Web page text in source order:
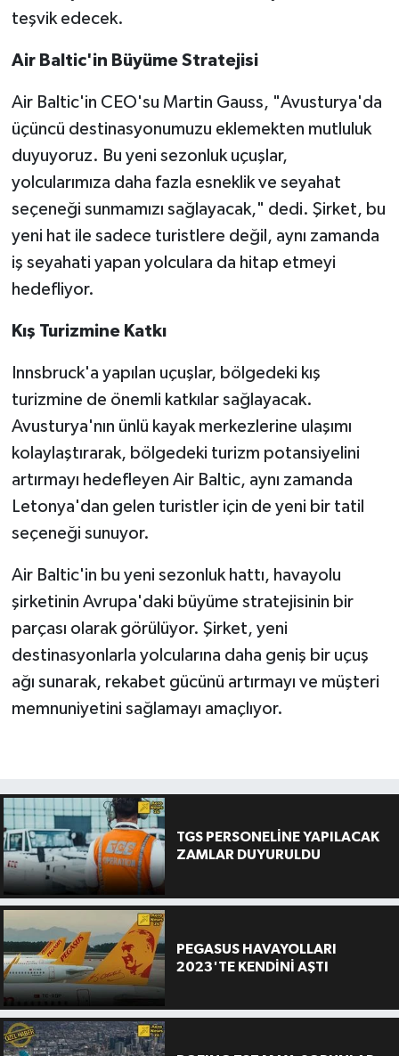
teşvik edecek.
Air Baltic'in Büyüme Stratejisi
Air Baltic'in CEO'su Martin Gauss, "Avusturya'da
üçüncü destinasyonumuzu eklemekten mutluluk
duyuyoruz. Bu yeni sezonluk uçuşlar,
yolcularımıza daha fazla esneklik ve seyahat
seçeneği sunmamızı sağlayacak," dedi. Şirket, bu
yeni hat ile sadece turistlere değil, aynı zamanda
iş seyahati yapan yolculara da hitap etmeyi
hedefliyor.
Kış Turizmine Katkı
Innsbruck'a yapılan uçuşlar, bölgedeki kış
turizmine de önemli katkılar sağlayacak.
Avusturya'nın ünlü kayak merkezlerine ulaşımı
kolaylaştırarak, bölgedeki turizm potansiyelini
artırmayı hedefleyen Air Baltic, aynı zamanda
Letonya'dan gelen turistler için de yeni bir tatil
seçeneği sunuyor.
Air Baltic'in bu yeni sezonluk hattı, havayolu
şirketinin Avrupa'daki büyüme stratejisinin bir
parçası olarak görülüyor. Şirket, yeni
destinasyonlarla yolcularına daha geniş bir uçuş
ağı sunarak, rekabet gücünü artırmayı ve müşteri
memnuniyetini sağlamayı amaçlıyor.
TGS PERSONELİNE YAPILACAK
ZAMLAR DUYURULDU
PEGASUS HAVAYOLLARI
2023'TE KENDİNİ AŞTI